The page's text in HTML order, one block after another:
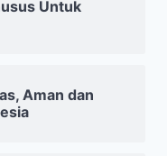
Untuk
Aman dan